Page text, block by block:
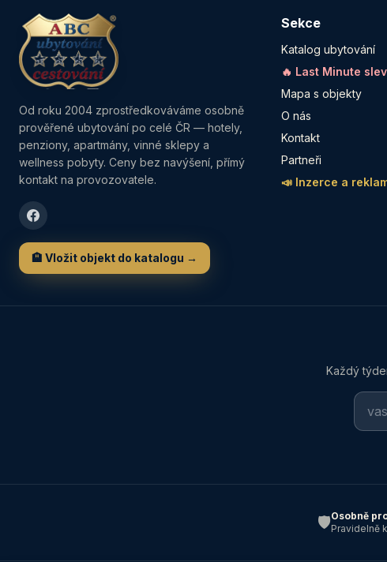
Od roku 2004 zprostředkováváme osobně
prověřené ubytování po celé ČR — hotely,
penziony, apartmány, vinné sklepy a
wellness pobyty. Ceny bez navýšení, přímý
kontakt na provozovatele.
🏨 Vložit objekt do katalogu →
Sekce
Katalog ubytování
🔥 Last Minute
Mapa s objekty
O nás
Kontakt
Partneři
📣 Inzerce a
Každý
🛡️Osobně
Pravidelně